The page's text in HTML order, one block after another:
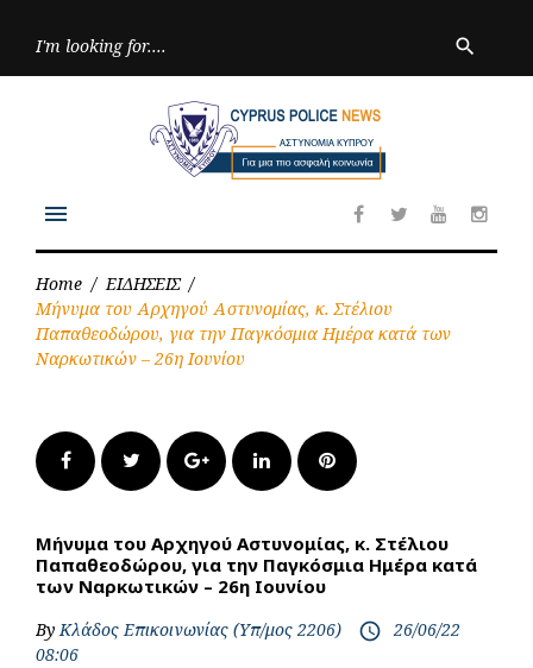
search
Facebook
TwitterYoutube
menu
Home / ΕΙΔΗΣΕΙΣ /
Μήνυμα του Αρχηγού Αστυνομίας, κ. Στέλιου
Παπαθεοδώρου, για την Παγκόσμια Ημέρα κατά των
Ναρκωτικών – 26η Ιουνίου
FacebookTwitter Google+LinkedInPinterest
Μήνυμα του Αρχηγού Αστυνομίας, κ. Στέλιου
Παπαθεοδώρου, για την Παγκόσμια Ημέρα κατά
των Ναρκωτικών – 26η Ιουνίου
ByΚλάδος Επικοινωνίας (Υπ/μος 2206) access_time 26/06/22
08:06